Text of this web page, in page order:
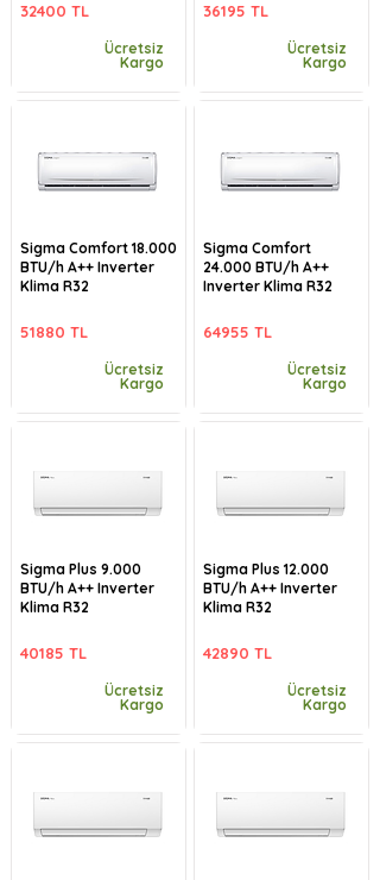
32400 TL
Ücretsiz
Kargo
Sigma Comfort 18.000
BTU/h A++ Inverter
Klima R32
51880 TL
Ücretsiz
Kargo
Sigma Plus 9.000
BTU/h A++ Inverter
Klima R32
40185 TL
Ücretsiz
Kargo
36195 TL
Ücretsiz
Kargo
Sigma Comfort
24.000 BTU/h A++
Inverter Klima R32
64955 TL
Ücretsiz
Kargo
Sigma Plus 12.000
BTU/h A++ Inverter
Klima R32
42890 TL
Ücretsiz
Kargo